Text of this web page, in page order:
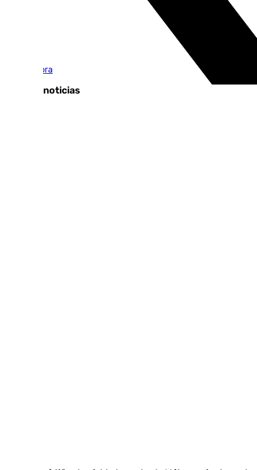
Llegó la hora
Últimas noticias